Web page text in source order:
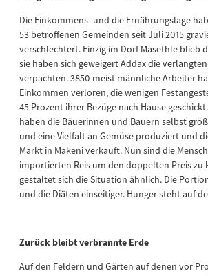
Die Einkommens- und die Ernährungslage
53 betroffenen Gemeinden seit Juli 2015
verschlechtert. Einzig im Dorf Masethle blieb
sie haben sich geweigert Addax die
verpachten. 3850 meist männliche Arbeiter
Einkommen verloren, die wenigen
45 Prozent ihrer Bezüge nach Hause
haben die Bäuerinnen und Bauern selbst
und eine Vielfalt an Gemüse produziert und
Markt in Makeni verkauft. Nun sind die
importierten Reis um den doppelten Preis zu
gestaltet sich die Situation ähnlich. Die
und die Diäten einseitiger. Hunger steht auf
Zurück bleibt verbrannte Erde
Auf den Feldern und Gärten auf denen vor